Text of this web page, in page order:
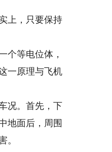
上，只要保持
等电位体，
一原理与飞机
况。首先，下
地面后，周围
。